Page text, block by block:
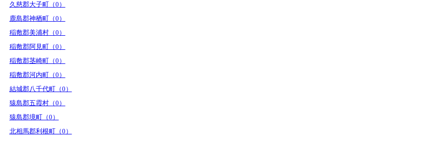
久慈郡大子町（0）
鹿島郡神栖町（0）
稲敷郡美浦村（0）
稲敷郡阿見町（0）
稲敷郡茎崎町（0）
稲敷郡河内町（0）
結城郡八千代町（0）
猿島郡五霞村（0）
猿島郡境町（0）
北相馬郡利根町（0）